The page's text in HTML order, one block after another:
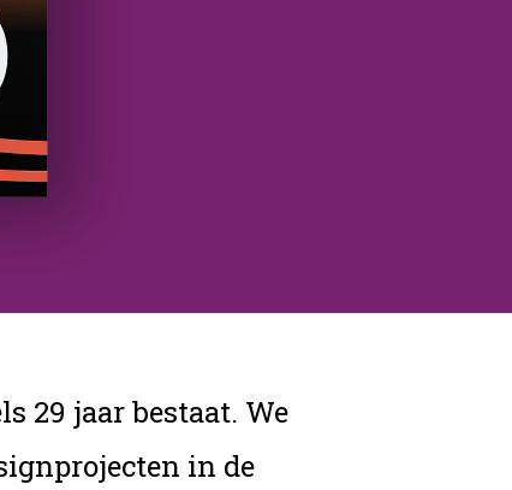
29 jaar bestaat. We
in de